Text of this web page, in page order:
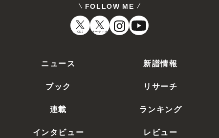
FOLLOW ME
CDJ オーディオ
ニュース
新譜情報
ブック
リサーチ
連載
ランキング
インタビュー
レビュー